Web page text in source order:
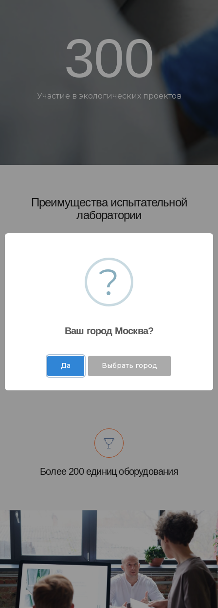
300
Участие в экологических проектов
Преимущества испытательной
лаборатории
Широкая область аккредитации
Аттестованные эксперты
Более 200 единиц оборудования
?
Ваш город Москва?
Да Выбрать город